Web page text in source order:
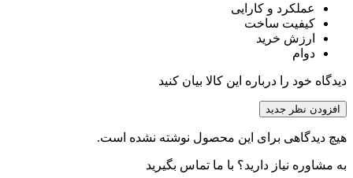
عملکرد و کارایی
کیفیت ساخت
ارزش خرید
دوام
دیدگاه خود را درباره این کالا بیان کنید
افزودن نظر جدید
هیچ دیدگاهی برای این محصول نوشته نشده است.
به مشاوره نیاز دارید؟ با ما تماس بگیرید